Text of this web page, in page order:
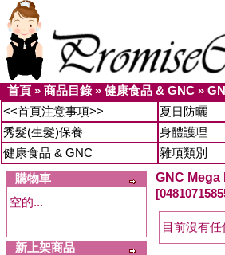
首頁 » 商品目錄» 健康食品 & GNC »
<<首頁注意事項>>
夏日防曬
秀髮(生髮)保養
身體護理
健康食品 & GNC
雜項類別
購物車
空的...
新上架商品
GNC Mega
目前沒有